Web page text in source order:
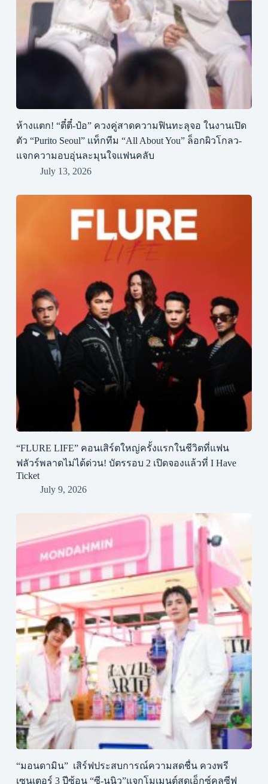
ห้างแตก! “ตี๋ตี๋-ป๋อ” ควงคู่สาดความฟินทะลุจอ ในงานเปิด
ตัว “Purito Seoul” แท็กทีม “All About You” ล็อกผิวโกลว-
แจกความอบอุ่นละมุนใจแฟนคลับ
July 13, 2026
“FLURE LIFE” คอนเสิร์ตใหญ่ครั้งแรกในชีวิตที่แฟน
ฟลัวร์พลาดไม่ได้ด่วน! บัตรรอบ 2 เปิดจองแล้วที่ I Have
Ticket
July 9, 2026
“มอนดามิน” เสิร์ฟประสบการณ์ความสดชื่น ควงพรี
เซนเตอร์ 3 ปีซ้อน “ซี-นุนิว”แจกโมเมนต์สุดเอ็กซ์คลูซีฟ